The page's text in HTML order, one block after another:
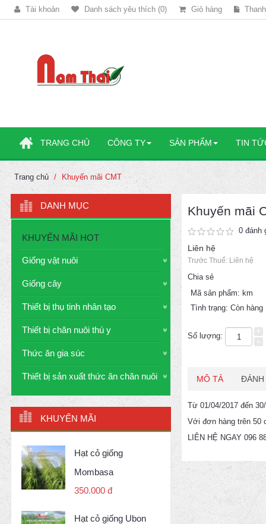
Tài khoản Danh sách yêu thích (0) Giỏ hàng
TRANG CHỦ CÔNG TY SẢN PHẨM TIN
Trang chủ Khuyến mãi CMT
DANH MỤC
KHUYẾN MÃI HOT
Giống vật nuôi
Giống cây
Thiết bị thụ tinh nhân tạo
Thiết bị chăn nuôi thú y
Thức ăn gia súc
Thiết bị sản xuất thức ăn chăn nuôi
KHUYẾN MÃI
Hạt cỏ giống
Mombasa
350.000 đ
Hạt cỏ giống Ubon
Khuyến mãi
0 đánh
Liên hệ
Trước Thuế: Liên hệ
Chia sẻ
Mã sản phẩm: km
Tình trạng: Còn hàng
Số lượng:
MÔ TẢ ĐÁNH
Từ 01/04/2017 đến
Với đơn hàng trên 50
LIÊN HỆ NGAY 096